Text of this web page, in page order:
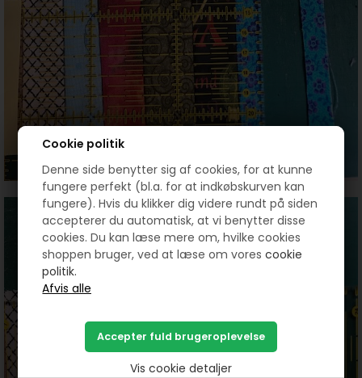
Cookie politik
Denne side benytter sig af cookies, for at kunne
fungere perfekt (bl.a. for at indkøbskurven kan
fungere). Hvis du klikker dig videre rundt på siden
accepterer du automatisk, at vi benytter disse
cookies. Du kan læse mere om, hvilke cookies
shoppen bruger, ved at læse om vorescookie
politik.
Vis cookie detaljer